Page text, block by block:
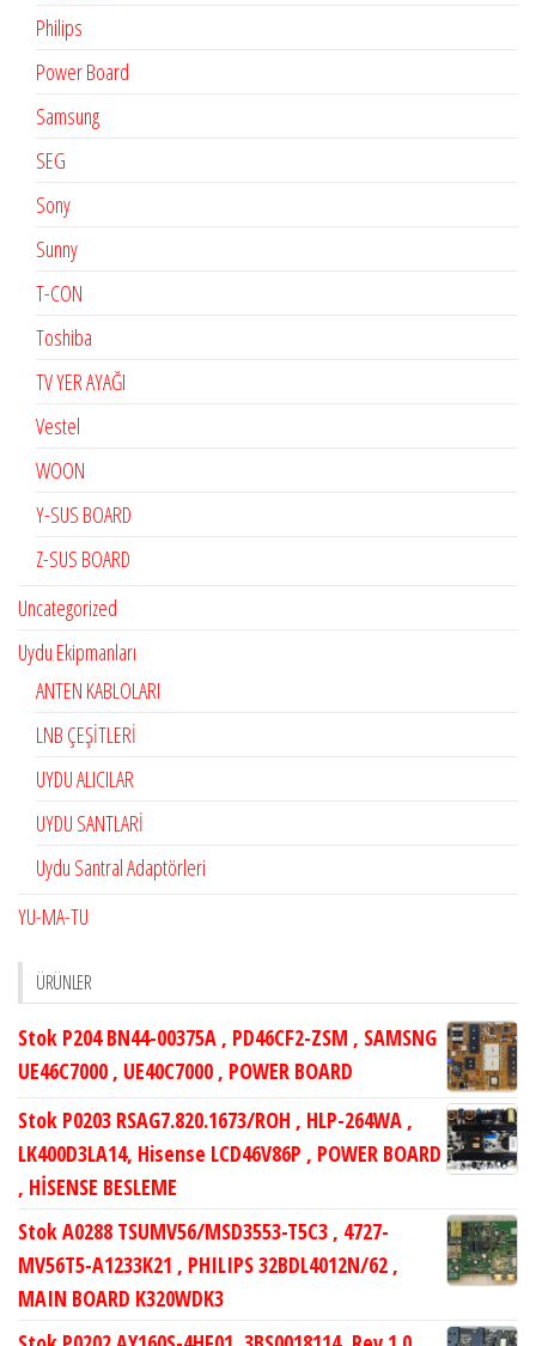
Philips
Power Board
Samsung
SEG
Sony
Sunny
T-CON
Toshiba
TV YER AYAĞI
Vestel
WOON
Y-SUS BOARD
Z-SUS BOARD
Uncategorized
Uydu Ekipmanları
ANTEN KABLOLARI
LNB ÇEŞİTLERİ
UYDU ALICILAR
UYDU SANTLARİ
Uydu Santral Adaptörleri
YU-MA-TU
ÜRÜNLER
Stok P204 BN44-00375A , PD46CF2-ZSM , SAMSNG
UE46C7000 , UE40C7000 , POWER BOARD
Stok P0203 RSAG7.820.1673/ROH , HLP-264WA ,
LK400D3LA14, Hisense LCD46V86P , POWER BOARD
, HİSENSE BESLEME
Stok A0288 TSUMV56/MSD3553-T5C3 , 4727-
MV56T5-A1233K21 , PHILIPS 32BDL4012N/62 ,
MAIN BOARD K320WDK3